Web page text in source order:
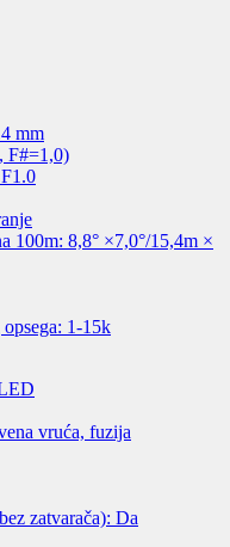
mm
F#=1,0)
100m: 8,8° ×7,0°/15,4m ×
1-15k
vruća, fuzija
zatvarača): Da